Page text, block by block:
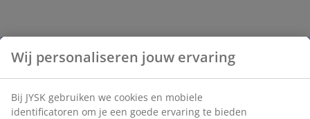
Wij personaliseren jouw ervaring
Bij JYSK gebruiken we cookies en mobiele
identificatoren om je een goede ervaring te bieden